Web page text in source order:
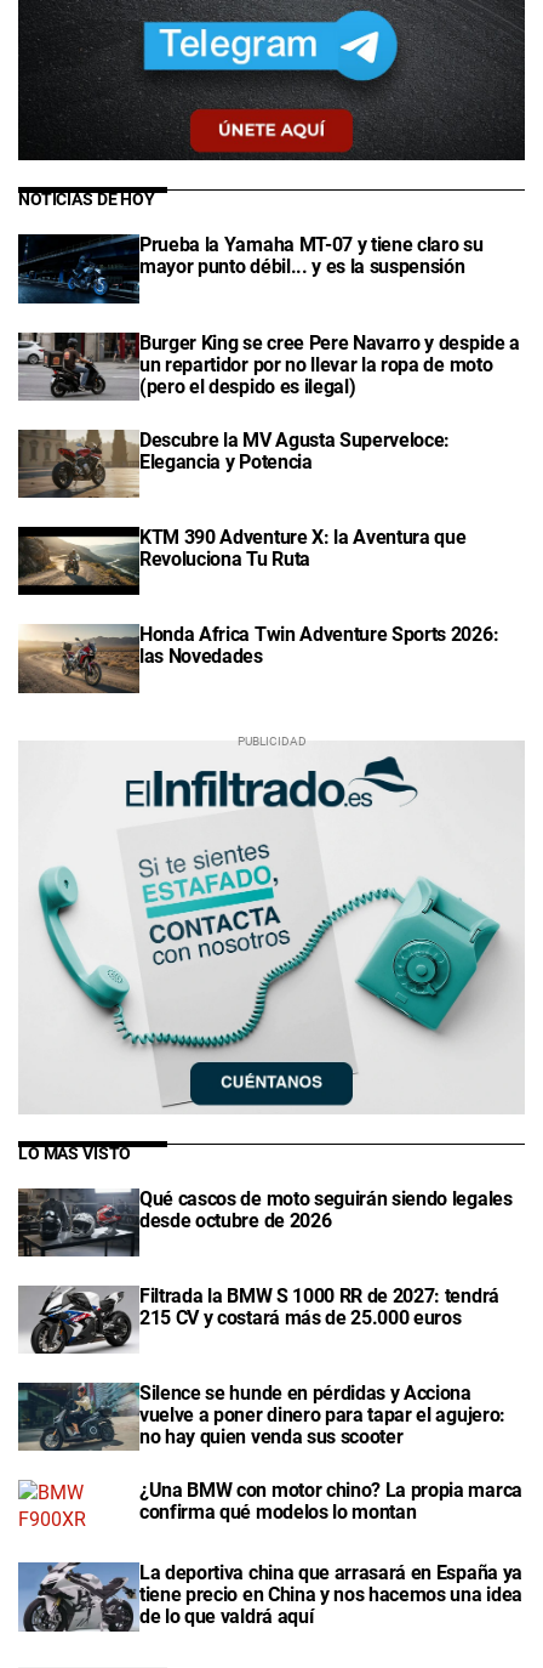
NOTICIAS DE HOY
Prueba la Yamaha MT-07 y tiene claro su
mayor punto débil... y es la suspensión
Burger King se cree Pere Navarro y despide a
un repartidor por no llevar la ropa de moto
(pero el despido es ilegal)
Descubre la MV Agusta Superveloce:
Elegancia y Potencia
KTM 390 Adventure X: la Aventura que
Revoluciona Tu Ruta
Honda Africa Twin Adventure Sports 2026:
las Novedades
LO MÁS VISTO
Qué cascos de moto seguirán siendo legales
desde octubre de 2026
Filtrada la BMW S 1000 RR de 2027: tendrá
215 CV y costará más de 25.000 euros
Silence se hunde en pérdidas y Acciona
vuelve a poner dinero para tapar el agujero:
no hay quien venda sus scooter
¿Una BMW con motor chino? La propia marca
confirma qué modelos lo montan
La deportiva china que arrasará en España ya
tiene precio en China y nos hacemos una idea
de lo que valdrá aquí